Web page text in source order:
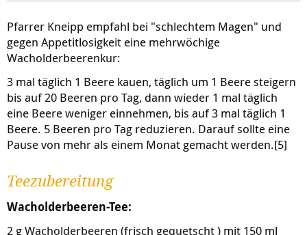
Pfarrer Kneipp empfahl bei "schlechtem Magen" und
gegen Appetitlosigkeit eine mehrwöchige
Wacholderbeerenkur:
3 mal täglich 1 Beere kauen, täglich um 1 Beere steigern
bis auf 20 Beeren pro Tag, dann wieder 1 mal täglich
eine Beere weniger einnehmen, bis auf 3 mal täglich 1
Beere. 5 Beeren pro Tag reduzieren. Darauf sollte eine
Pause von mehr als einem Monat gemacht werden.[5]
Teezubereitung
Wacholderbeeren-Tee:
2 g Wacholderbeeren (frisch gequetscht ) mit 150 ml